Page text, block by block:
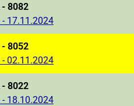
8082
17.11.2024
8052
02.11.2024
8022
18.10.2024